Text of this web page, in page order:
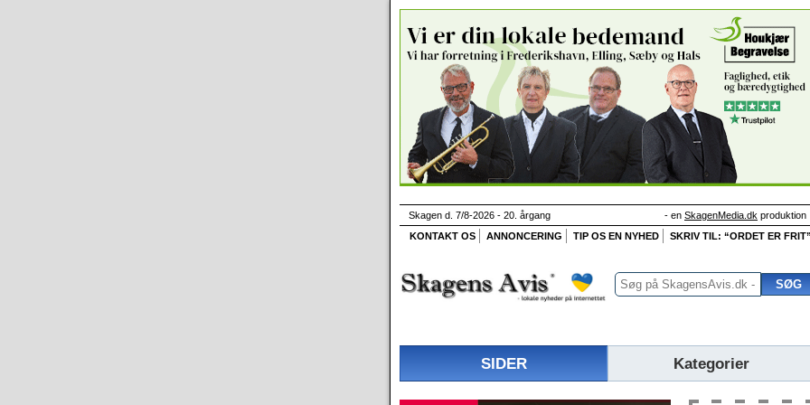
Skagen d. 7/8-2026 - 20. årgang - en SkagenMedia.dk produktion
KONTAKT OS
ANNONCERING TIP OS EN NYHED SKRIV TIL: “ORDET ER
SIDER Kategorier